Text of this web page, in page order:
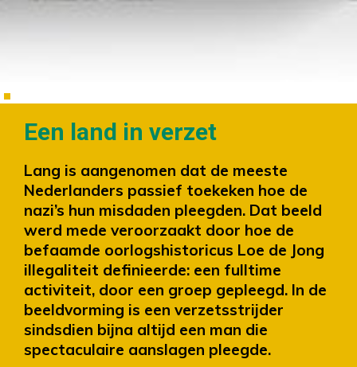
Een land in verzet
Lang is aangenomen dat de meeste
Nederlanders passief toekeken hoe de
nazi’s hun misdaden pleegden. Dat beeld
werd mede veroorzaakt door hoe de
befaamde oorlogshistoricus Loe de Jong
illegaliteit definieerde: een fulltime
activiteit, door een groep gepleegd. In de
beeldvorming is een verzetsstrijder
sindsdien bijna altijd een man die
spectaculaire aanslagen pleegde.